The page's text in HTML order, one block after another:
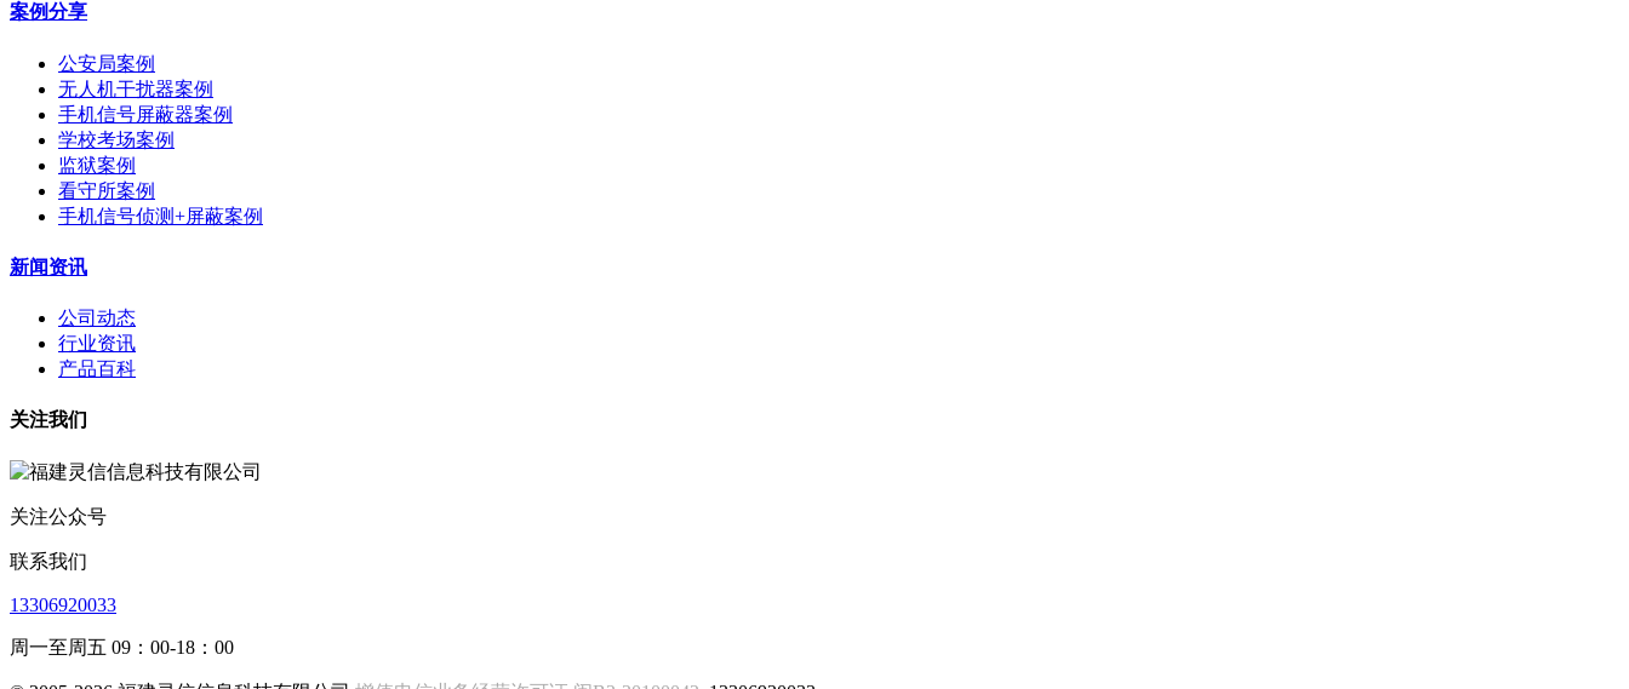
案例分享
公安局案例
无人机干扰器案例
手机信号屏蔽器案例
学校考场案例
监狱案例
看守所案例
手机信号侦测+屏蔽案例
新闻资讯
公司动态
行业资讯
产品百科
关注我们
关注公众号
联系我们
13306920033
周一至周五 09：00-18：00